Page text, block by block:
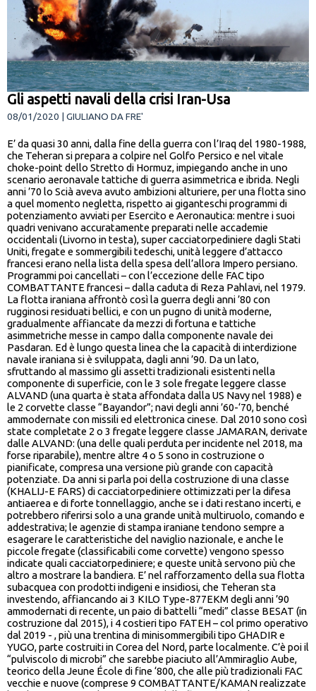
Gli aspetti navali della crisi Iran-Usa
08/01/2020 | GIULIANO DA FRE'
E’ da quasi 30 anni, dalla fine della guerra con l’Iraq del 1980-1988,
che Teheran si prepara a colpire nel Golfo Persico e nel vitale
choke-point dello Stretto di Hormuz, impiegando anche in uno
scenario aeronavale tattiche di guerra asimmetrica e ibrida. Negli
anni ’70 lo Scià aveva avuto ambizioni alturiere, per una flotta sino
a quel momento negletta, rispetto ai giganteschi programmi di
potenziamento avviati per Esercito e Aeronautica: mentre i suoi
quadri venivano accuratamente preparati nelle accademie
occidentali (Livorno in testa), super cacciatorpediniere dagli Stati
Uniti, fregate e sommergibili tedeschi, unità leggere d’attacco
francesi erano nella lista della spesa dell’allora Impero persiano.
Programmi poi cancellati – con l’eccezione delle FAC tipo
COMBATTANTE francesi – dalla caduta di Reza Pahlavi, nel 1979.
La flotta iraniana affrontò così la guerra degli anni ’80 con
rugginosi residuati bellici, e con un pugno di unità moderne,
gradualmente affiancate da mezzi di fortuna e tattiche
asimmetriche messe in campo dalla componente navale dei
Pasdaran. Ed è lungo questa linea che la capacità di interdizione
navale iraniana si è sviluppata, dagli anni ’90. Da un lato,
sfruttando al massimo gli assetti tradizionali esistenti nella
componente di superficie, con le 3 sole fregate leggere classe
ALVAND (una quarta è stata affondata dalla US Navy nel 1988) e
le 2 corvette classe “Bayandor”; navi degli anni ’60-‘70, benché
ammodernate con missili ed elettronica cinese. Dal 2010 sono così
state completate 2 o 3 fregate leggere classe JAMARAN, derivate
dalle ALVAND: (una delle quali perduta per incidente nel 2018, ma
forse riparabile), mentre altre 4 o 5 sono in costruzione o
pianificate, compresa una versione più grande con capacità
potenziate. Da anni si parla poi della costruzione di una classe
(KHALIJ-E FARS) di cacciatorpediniere ottimizzati per la difesa
antiaerea e di forte tonnellaggio, anche se i dati restano incerti, e
potrebbero riferirsi solo a una grande unità multiruolo, comando e
addestrativa; le agenzie di stampa iraniane tendono sempre a
esagerare le caratteristiche del naviglio nazionale, e anche le
piccole fregate (classificabili come corvette) vengono spesso
indicate quali cacciatorpediniere; e queste unità servono più che
altro a mostrare la bandiera. E’ nel rafforzamento della sua flotta
subacquea con prodotti indigeni e insidiosi, che Teheran sta
investendo, affiancando ai 3 KILO Type-877EKM degli anni ’90
ammodernati di recente, un paio di battelli “medi” classe BESAT (in
costruzione dal 2015), i 4 costieri tipo FATEH – col primo operativo
dal 2019 - , più una trentina di minisommergibili tipo GHADIR e
YUGO, parte costruiti in Corea del Nord, parte localmente. C’è poi il
“pulviscolo di microbi” che sarebbe piaciuto all’Ammiraglio Aube,
teorico della Jeune École di fine ‘800, che alle più tradizionali FAC
vecchie e nuove (comprese 9 COMBATTANTE/KAMAN realizzate